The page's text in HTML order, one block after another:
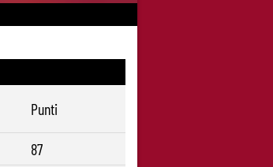
Punti
87